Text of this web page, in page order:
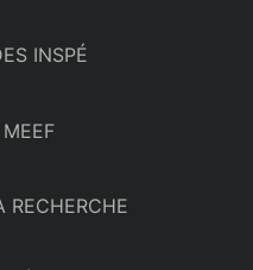
INSPÉ
RECHERCHE